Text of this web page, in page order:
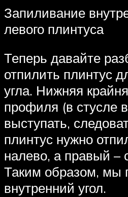
Запиливание
левого плинтуса
Теперь давайте
отпилить плинтус
угла. Нижняя
профиля (в стусле
выступать,
плинтус нужно
налево, а правый –
Таким образом, мы
внутренний угол.